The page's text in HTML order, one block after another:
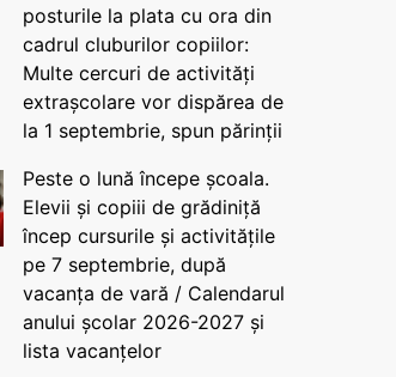
posturile la plata cu ora din
cadrul cluburilor copiilor:
Multe cercuri de activități
extrașcolare vor dispărea de
la 1 septembrie, spun părinții
Peste o lună începe școala.
Elevii și copiii de grădiniță
încep cursurile și activitățile
pe 7 septembrie, după
vacanța de vară / Calendarul
anului școlar 2026-2027 și
lista vacanțelor